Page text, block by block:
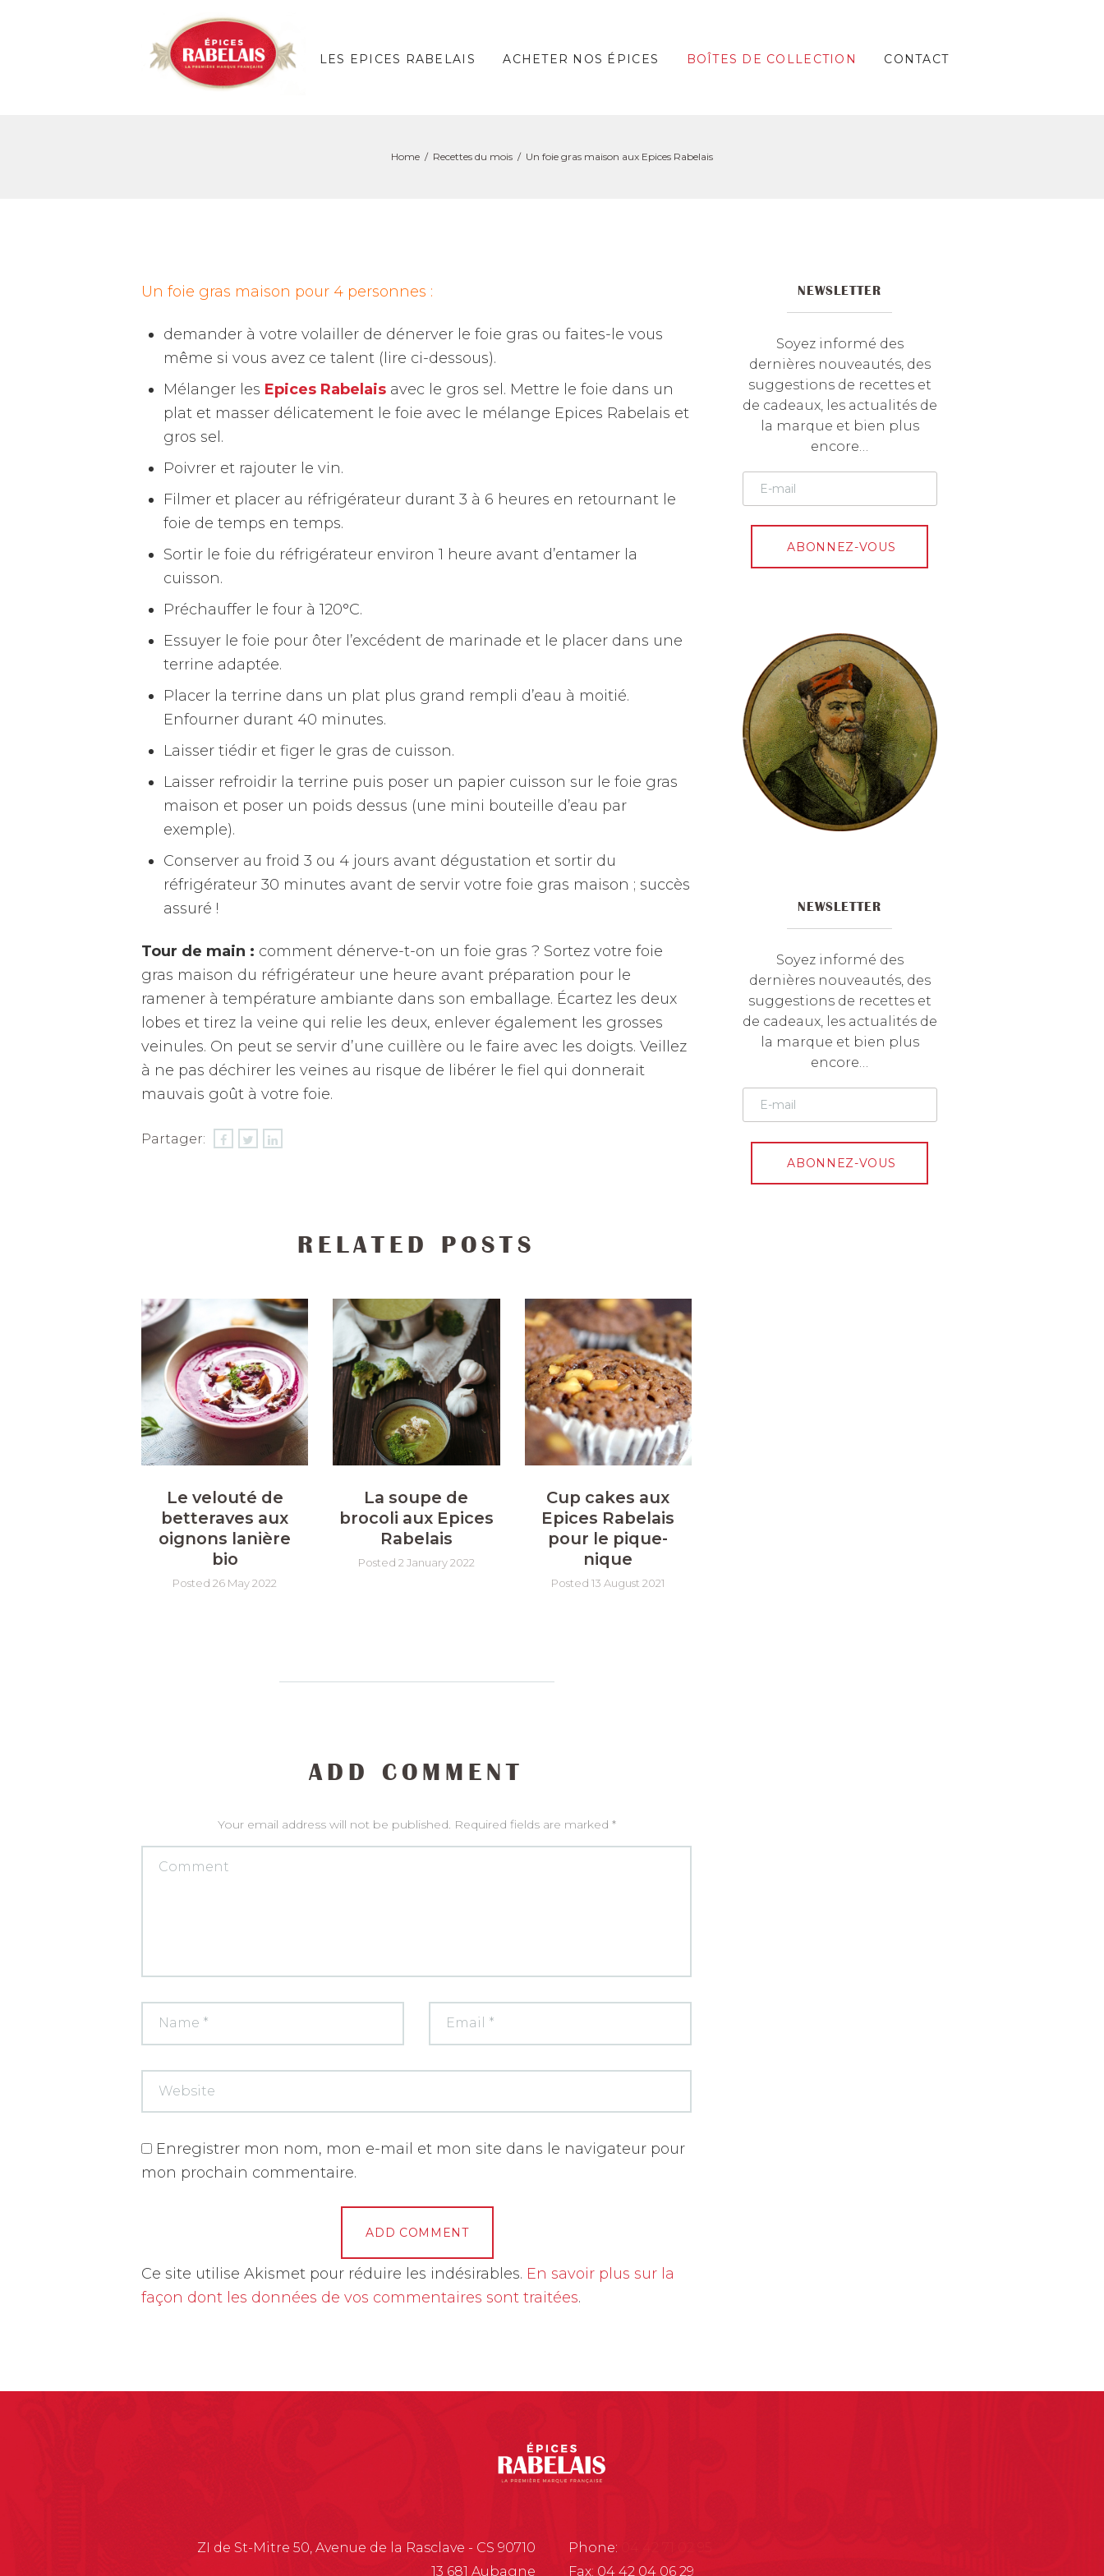
LES EPICES RABELAIS ACHETER NOS ÉPICES BOÎTES DE COLLECTION CONTACT
Home Recettes du mois Un foie gras maison aux Epices Rabelais
Un foie gras maison pour 4 personnes :
demander à votre volailler de dénerver le foie gras ou faites-le vous
même si vous avez ce talent (lire ci-dessous).
Mélanger les Epices Rabelais avec le gros sel. Mettre le foie dans un
plat et masser délicatement le foie avec le mélange Epices Rabelais et
gros sel.
Poivrer et rajouter le vin.
Filmer et placer au réfrigérateur durant 3 à 6 heures en retournant le
foie de temps en temps.
Sortir le foie du réfrigérateur environ 1 heure avant d’entamer la
cuisson.
Préchauffer le four à 120°C.
Essuyer le foie pour ôter l’excédent de marinade et le placer dans une
terrine adaptée.
Placer la terrine dans un plat plus grand rempli d’eau à moitié.
Enfourner durant 40 minutes.
Laisser tiédir et figer le gras de cuisson.
Laisser refroidir la terrine puis poser un papier cuisson sur le foie gras
maison et poser un poids dessus (une mini bouteille d’eau par
exemple).
Conserver au froid 3 ou 4 jours avant dégustation et sortir du
réfrigérateur 30 minutes avant de servir votre foie gras maison ; succès
assuré !
Tour de main : comment dénerve-t-on un foie gras ? Sortez votre foie
gras maison du réfrigérateur une heure avant préparation pour le
ramener à température ambiante dans son emballage. Écartez les deux
lobes et tirez la veine qui relie les deux, enlever également les grosses
veinules. On peut se servir d’une cuillère ou le faire avec les doigts. Veillez
à ne pas déchirer les veines au risque de libérer le fiel qui donnerait
mauvais goût à votre foie.
Partager:
RELATED POSTS
Le velouté de
betteraves aux
oignons lanière
bio
Posted 26 May 2022
La soupe de
brocoli aux Epices
Rabelais
Posted 2 January 2022
Cup cakes aux
Epices Rabelais
pour le pique-
nique
Posted 13 August 2021
ADD COMMENT
Your email address will not be published. Required fields are marked *
Enregistrer mon nom, mon e-mail et mon site dans le navigateur pour
mon prochain commentaire.
A
l
n
Ce site utilise Akismet pour réduire les indésirables. En savoir plus sur la
façon dont les données de vos commentaires sont traitées.
NEWSLETTER
Soyez informé des
dernières nouveautés, des
suggestions de recettes et
de cadeaux, les actualités de
la marque et bien plus
encore…
NEWSLETTER
Soyez informé des
dernières nouveautés, des
suggestions de recettes et
de cadeaux, les actualités de
la marque et bien plus
encore…
Phone:
Fax: 04 42 04 06 29
ZI de St-Mitre 50, Avenue de la Rasclave - CS 90710
13 681 Aubagne